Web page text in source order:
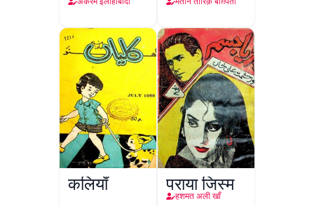
कलियाँ पराया जिस्म
हशमत अली खाँ